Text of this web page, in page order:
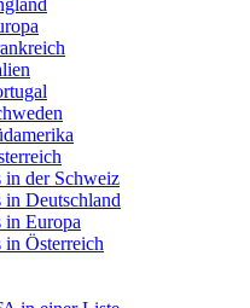
in der Schweiz
in Deutschland
in Europa
in Österreich